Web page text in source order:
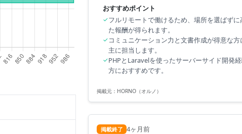
おすすめポイント
✓フルリモートで働けるため、場所を選ばず
た報酬が得られます。
✓コミュニケーション力と文書作成が得意な
主に担当します。
✓PHPとLaravelを使ったサーバーサイド開発
方におすすめです。
掲載元： HORNO（オルノ）
掲載終了 4ヶ月前